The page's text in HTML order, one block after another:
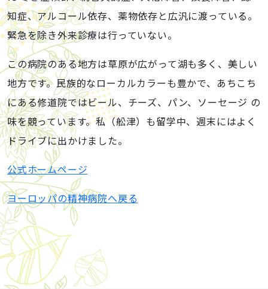
知症、アルコール依存、薬物依存と広汎に渡っている。
緊急を除き外来診療は行っていない。
この病院のある地方は草原が広がって湖も多く、美しい
地方です。民族的なローカルカラーも豊かで、あちこち
にある修道院ではビール、チーズ、パン、ソーセージ の
味を競っています。私（舩津）も留学中、週末にはよく
ドライブに出かけました。
公式ホームページ
ヨーロッパの精神病院へ戻る